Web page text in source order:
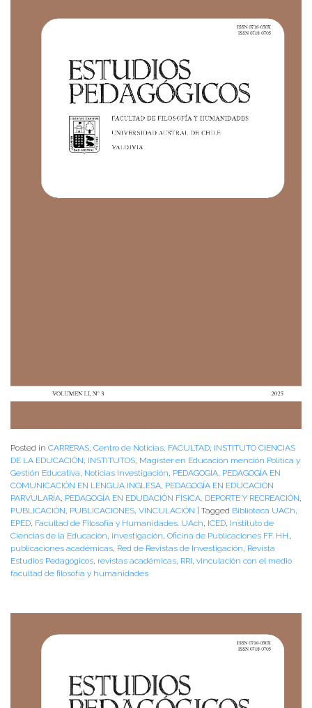
Posted in CARRERAS Centro de Noticias FACULTAD INSTITUTO CIENCIAS
DE LA EDUCACIÓN INSTITUTOS Magíster en Educación mención Política y
Gestión Educativa Noticias Investigación PEDAGOGÍA PEDAGOGÍA EN
COMUNICACIÓN EN LENGUA INGLESA PEDAGOGÍA EN EDUCACIÓN
PARVULARÍA PEDAGOGÍA EN EDUDACIÓN FÍSICA, DEPORTE Y RECREACIÓN
PUBLICACIÓN PUBLICACIONES VINCULACIÓN | Tagged Biblioteca UACh
EPED Facultad de Filosofía y Humanidades. UAch ICED Instituto de
Ciencias de la Educación investigación Oficina de Publicaciones FF. HH.
publicaciones académicas Red de Revistas de Investigación Revista
Estudios Pedagógicos revistas académicas RRI vinculación con el medio
facultad de filosofía y humanidades